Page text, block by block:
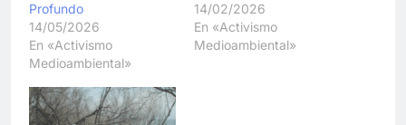
Profundo
14/05/2026
En «Activismo
Medioambiental»
14/02/2026
En «Activismo
Medioambiental»